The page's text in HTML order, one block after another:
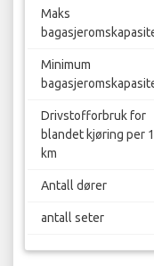
Maks
Minimum
Drivstofforbruk for
blandet kjøring per
km
Antall dører
antall seter